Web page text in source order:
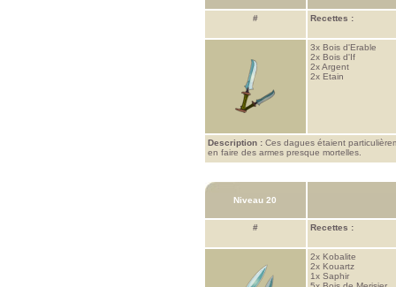
# Recettes :
3x Bois d'Erable
2x Bois d'If
2xArgent
2x Etain
Description : Ces dagues étaient
en faire des armes presque mortelles.
Niveau 20
# Recettes :
2x Kobalite
2x Kouartz
1x Saphir